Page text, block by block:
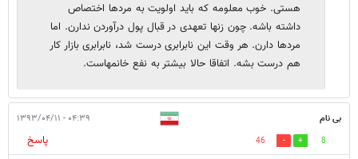
هستی. خوب معلومه که باید اولویت به مردها اختصاص
داشته باشه. چون زنها تعهدی در قبال پول درآوردن ندارن. اما
مردها دارن. هر وقت این نابرابری درست شد، نابرابری بازار کار
هم درست بشه. اتفاقا حالا بیشتر به نفع خانمهاست.
بی نام ۰۴:۳۹ - ۱۳۹۳/۰۴/۱۱
8
46
پاسخ